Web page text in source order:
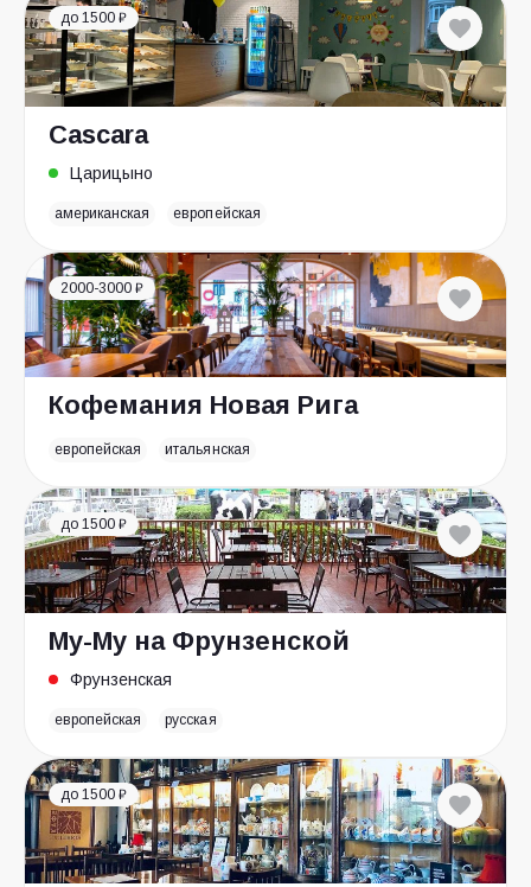
до 1500 ₽
Cascara
Царицыно
американская европейская
2000-3000 ₽
Кофемания Новая Рига
европейская итальянская
до 1500 ₽
Му-Му на Фрунзенской
Фрунзенская
европейская русская
до 1500 ₽